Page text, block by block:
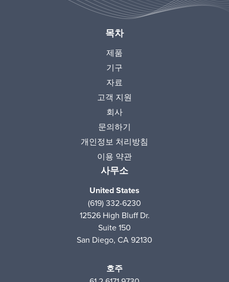
목차
제품
기구
자료
고객 지원
회사
문의하기
개인정보 처리방침
이용 약관
사무소
United States
(619) 332-6230
12526 High Bluff Dr.
Suite 150
San Diego, CA 92130
호주